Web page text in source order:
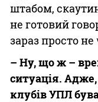
штабом,
не готовий
зараз просто
– Ну, що ж –
ситуація.
клубів УПЛ